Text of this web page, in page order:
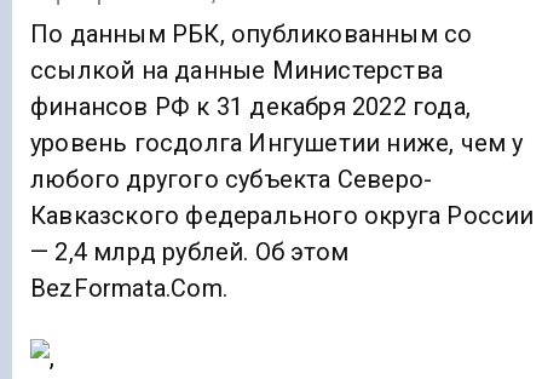
По данным РБК, опубликованным со
ссылкой на данные Министерства
финансов РФ к 31 декабря 2022 года,
уровень госдолга Ингушетии ниже, чем у
любого другого субъекта Северо-
Кавказского федерального округа России
— 2,4 млрд рублей. Об этом
BezFormata.Com.